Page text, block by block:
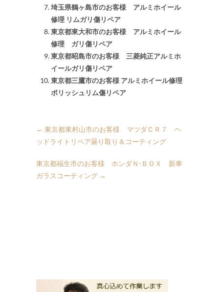
埼玉県鶴ヶ島市のお客様 アルミホイール
修理 リムガリ傷リペア
東京都東大和市のお客様 アルミホイール
修理 ガリ傷リペア
東京都昭島市のお客様 三菱純正アルミホ
イールガリ傷リペア
東京都三鷹市のお客様 アルミホイール修理
ポリッシュリム傷リペア
← 東京都東村山市のお客様 マツダＣＲ７ ヘ
ッドライトリペア曇り取り＆コーティング
東京都福生市のお客様 ホンダＮ-ＢＯＸ 新車
ガラスコーティング →